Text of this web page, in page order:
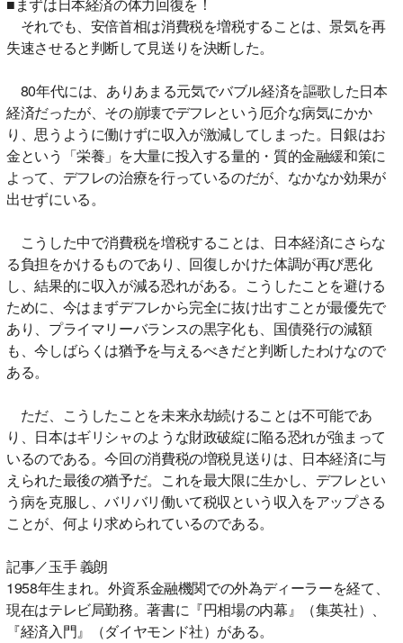
■まずは日本経済の体力回復を！
それでも、安倍首相は消費税を増税することは、景気を再
失速させると判断して見送りを決断した。
80年代には、ありあまる元気でバブル経済を謳歌した日本
経済だったが、その崩壊でデフレという厄介な病気にかか
り、思うように働けずに収入が激減してしまった。日銀はお
金という「栄養」を大量に投入する量的・質的金融緩和策に
よって、デフレの治療を行っているのだが、なかなか効果が
出せずにいる。
こうした中で消費税を増税することは、日本経済にさらな
る負担をかけるものであり、回復しかけた体調が再び悪化
し、結果的に収入が減る恐れがある。こうしたことを避ける
ために、今はまずデフレから完全に抜け出すことが最優先で
あり、プライマリーバランスの黒字化も、国債発行の減額
も、今しばらくは猶予を与えるべきだと判断したわけなので
ある。
ただ、こうしたことを未来永劫続けることは不可能であ
り、日本はギリシャのような財政破綻に陥る恐れが強まって
いるのである。今回の消費税の増税見送りは、日本経済に与
えられた最後の猶予だ。これを最大限に生かし、デフレとい
う病を克服し、バリバリ働いて税収という収入をアップさる
ことが、何より求められているのである。
記事／玉手 義朗
1958年生まれ。外資系金融機関での外為ディーラーを経て、
現在はテレビ局勤務。著書に『円相場の内幕』（集英社）、
『経済入門』（ダイヤモンド社）がある。